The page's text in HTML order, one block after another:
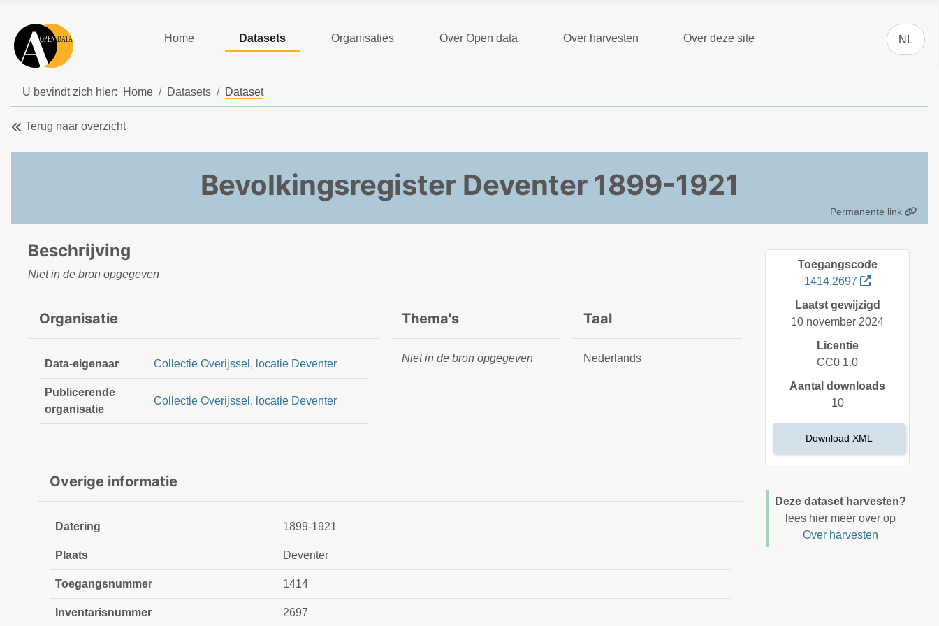
Home Datasets Organisaties Over Open data Over harvesten Over deze site
Selecteer
NL
U bevindt zich hier: Home Datasets Dataset
Terug naar overzicht
Bevolkingsregister Deventer 1899-1921
Permanente link
Beschrijving
Niet in de bron opgegeven
Organisatie
Data-eigenaar Collectie Overijssel, locatie Deventer
Publicerende
organisatie
Collectie Overijssel, locatie Deventer
Thema's
Niet in de bron opgegeven
Taal
Nederlands
Overige informatie
Datering 1899-1921
Plaats Deventer
Toegangsnummer 1414
Inventarisnummer 2697
Toegangscode
1414.2697
Laatst gewijzigd
10 november 2024
Licentie
CC0 1.0
Aantal downloads
10
Download XML
Deze dataset harvesten?
lees hier meer over op
Over harvesten